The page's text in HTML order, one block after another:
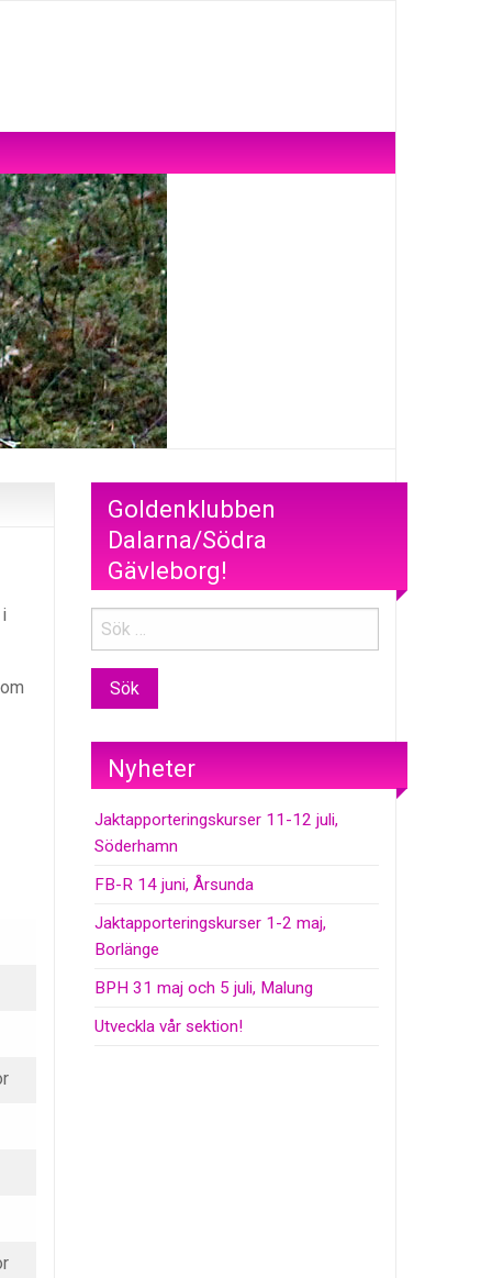
Goldenklubben
Dalarna/Södra
Gävleborg!
Nyheter
Jaktapporteringskurser 11-12 juli,
Söderhamn
FB-R 14 juni, Årsunda
Jaktapporteringskurser 1-2 maj,
Borlänge
BPH 31 maj och 5 juli, Malung
Utveckla vår sektion!